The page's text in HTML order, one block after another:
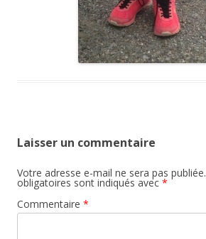
Laisser un commentaire
Votre adresse e-mail ne sera pas publiée.
obligatoires sont indiqués avec *
Commentaire *